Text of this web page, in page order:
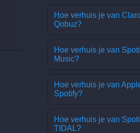
Hoe verhuis je van
Qobuz?
Hoe verhuis je van
Music?
Hoe verhuis je van
Spotify?
Hoe verhuis je van
TIDAL?